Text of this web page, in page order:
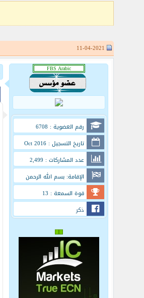
رقم العضوية : 6708
تاريخ التسجيل : Oct 2016
عدد المشاركات : 2,499
الإقامة: بسم الله الرحمن
الرحيم
قوة السمعة : 13
ذكر